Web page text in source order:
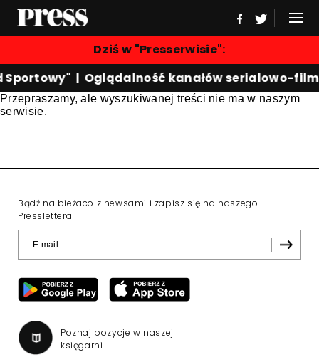
Dziś w "Presserwisie":
Sportowy" |Oglądalność kanałów serialowo-
Przepraszamy, ale wyszukiwanej treści nie ma w naszym
serwisie.
Bądź na bieżaco z newsami i zapisz się na naszego
Presslettera
Poznaj pozycje w naszej
księgarni